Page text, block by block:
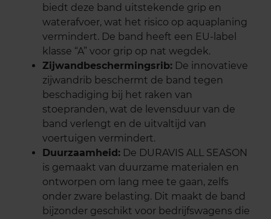
biedt deze band uitstekende grip en
waterafvoer, wat het risico op aquaplaning
vermindert. De band heeft een EU-label
klasse “A” voor grip op nat wegdek.
Zijwandbeschermingsrib: De innovatieve
zijwandrib beschermt de band tegen
beschadiging bij het raken van
stoepranden, wat de levensduur van de
band verlengt en de uitvaltijd van
voertuigen vermindert.
Duurzaamheid: De DURAVIS ALL SEASON
is gemaakt van duurzame materialen en
ontworpen om lang mee te gaan, zelfs
onder zware belasting. Dit maakt de band
bijzonder geschikt voor bedrijfswagens die